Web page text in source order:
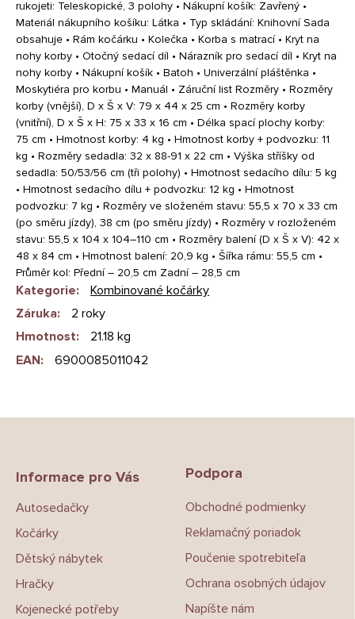
rukojeti: Teleskopické, 3 polohy • Nákupní košík: Zavřený •
Materiál nákupního košíku: Látka • Typ skládání: Knihovní Sada
obsahuje • Rám kočárku • Kolečka • Korba s matrací • Kryt na
nohy korby • Otočný sedací díl • Nárazník pro sedací díl • Kryt na
nohy korby • Nákupní košík • Batoh • Univerzální pláštěnka •
Moskytiéra pro korbu • Manuál • Záruční list Rozměry • Rozměry
korby (vnější), D x Š x V: 79 x 44 x 25 cm • Rozměry korby
(vnitřní), D x Š x H: 75 x 33 x 16 cm • Délka spací plochy korby:
75 cm • Hmotnost korby: 4 kg • Hmotnost korby + podvozku: 11
kg • Rozměry sedadla: 32 x 88-91 x 22 cm • Výška stříšky od
sedadla: 50/53/56 cm (tři polohy) • Hmotnost sedacího dílu: 5 kg
• Hmotnost sedacího dílu + podvozku: 12 kg • Hmotnost
podvozku: 7 kg • Rozměry ve složeném stavu: 55,5 x 70 x 33 cm
(po směru jízdy), 38 cm (po směru jízdy) • Rozměry v rozloženém
stavu: 55,5 x 104 x 104–110 cm • Rozměry balení (D x Š x V): 42 x
48 x 84 cm • Hmotnost balení: 20,9 kg • Šířka rámu: 55,5 cm •
Průměr kol: Přední – 20,5 cm Zadní – 28,5 cm
Kategorie:
Kombinované kočárky
Záruka:
2 roky
Hmotnost:
21.18 kg
EAN: 6900085011042
Informace pro Vás
Autosedačky
Kočárky
Dětský nábytek
Hračky
Kojenecké potřeby
Podpora
Obchodné podmienky
Reklamačný poriadok
Poučenie spotrebiteľa
Ochrana osobných údajov
Napíšte nám